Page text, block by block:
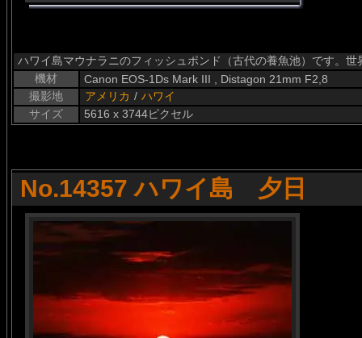
ハワイ島マウナラニのフィッシュポンド（古代の養魚池）です。
機材
Canon EOS-1Ds Mark III , Distagon 21mm F2,8
撮影地
アメリカ / ハワイ
サイズ
5616 x 3744ピクセル
No.14357 ハワイ島 夕日